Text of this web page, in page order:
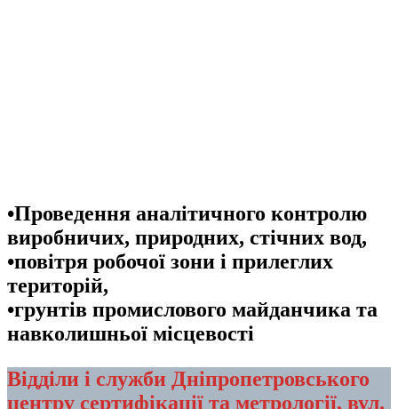
•Проведення аналітичного контролю
виробничих, природних, стічних вод,
•повітря робочої зони і прилеглих
територій,
•грунтів промислового майданчика та
навколишньої місцевості
Відділи і служби Дніпропетровського
центру сертифікації та метрології, вул.